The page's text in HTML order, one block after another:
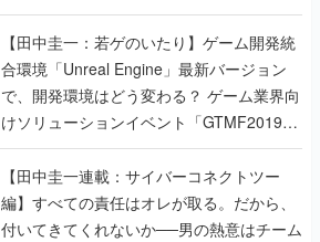
のいたり】
【田中圭一：若ゲのいたり】ゲーム開発統
合環境「Unreal Engine」最新バージョン
で、開発環境はどう変わる？ ゲーム業界向
けソリューションイベント「GTMF2019」
に行って、より理解を深めよう【PR】
【田中圭一連載：サイバーコネクトツー
編】すべての責任はオレが取る。だから、
付いてきてくれないか──男の熱意はチーム